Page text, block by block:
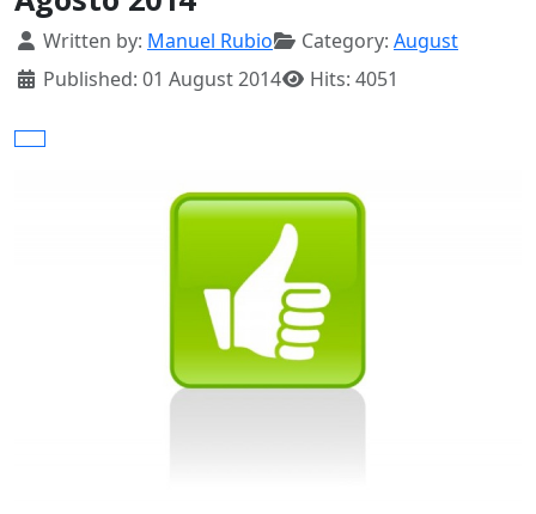
Details
Written by: Manuel Rubio Category: August
Published: 01 August 2014
Hits: 4051